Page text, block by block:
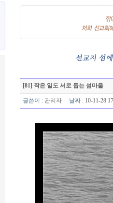
[81] 작은 일도 서로 돕는 섬마을
글쓴이 : 관리자 날짜 : 10-11-28